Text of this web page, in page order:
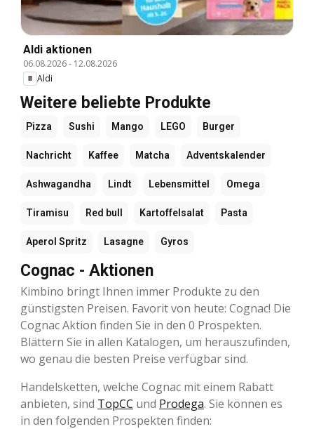
Aldi aktionen
06.08.2026- 12.08.2026
Aldi
Weitere beliebte Produkte
Pizza Sushi Mango LEGO Burger
Nachricht Kaffee Matcha Adventskalender
Ashwagandha Lindt Lebensmittel Omega
Tiramisu Red bull Kartoffelsalat Pasta
Aperol Spritz Lasagne Gyros
Cognac - Aktionen
Kimbino bringt Ihnen immer Produkte zu den
günstigsten Preisen. Favorit von heute: Cognac! Die
Cognac Aktion finden Sie in den 0 Prospekten.
Blättern Sie in allen Katalogen, um herauszufinden,
wo genau die besten Preise verfügbar sind.
Handelsketten, welche Cognac mit einem Rabatt
anbieten, sind TopCC und Prodega. Sie können es
in den folgenden Prospekten finden: